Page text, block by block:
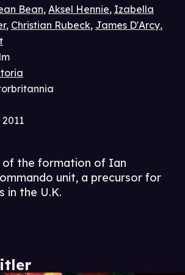
Bean, Aksel Hennie, Izabella
, Christian Rubeck, James D'Arcy,
2011
of the formation of Ian
unit, a precursor for
in the U.K.